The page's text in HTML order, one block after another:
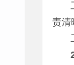
责清